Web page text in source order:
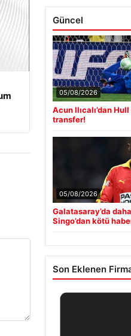
Güncel
05/08/2026
Acun Ilıcalı’dan
transfer!
05/08/2026
Galatasaray’da
Singo’dan kötü
Son Eklenen